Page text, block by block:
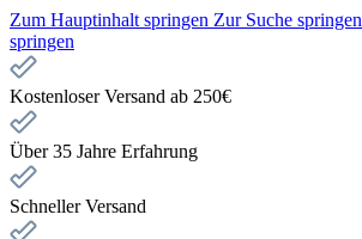
Zum Hauptinhalt springen Zur Suche springen
springen
Kostenloser Versand ab 250€
Über 35 Jahre Erfahrung
Schneller Versand